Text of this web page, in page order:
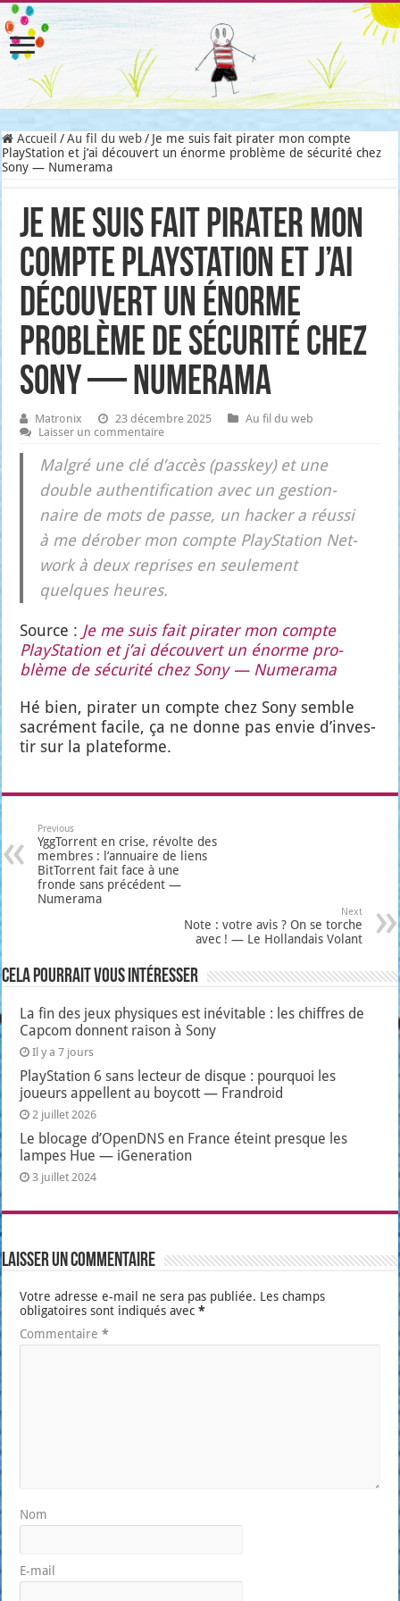
Accueil / Au fil du web / Je me suis fait pirater mon compte
PlayStation et j’ai découvert un énorme problème de sécurité chez
Sony — Numerama
Je me suis fait pirater mon
compte PlayStation et j’ai
découvert un énorme
problème de sécurité chez
Sony — Numerama
Matronix 23 décembre 2025
Au fil du web
Laisser un commentaire
Mal­gré une clé d’ac­cès (pass­key) et une
double authen­ti­fi­ca­tion avec un ges­tion­
naire de mots de passe, un hacker a réus­si
à me déro­ber mon compte PlayS­ta­tion Net­
work à deux reprises en seule­ment
quelques heures.
Source : Je me suis fait pira­ter mon compte
PlayS­ta­tion et j’ai décou­vert un énorme pro­
blème de sécu­ri­té chez Sony — Nume­ra­ma
Hé bien, pira­ter un compte chez Sony semble
sacré­ment facile, ça ne donne pas envie d’in­ves­
tir sur la pla­te­forme.
Previous
YggTorrent en crise, révolte des
membres : l’annuaire de liens
BitTorrent fait face à une
fronde sans précédent —
Numerama
Next
Note : votre avis ? On se torche
avec ! — Le Hollandais Volant
Cela pourrait vous intéresser
La fin des jeux physiques est inévitable : les chiffres de
Capcom donnent raison à Sony
Il y a 7 jours
PlayStation 6 sans lecteur de disque : pourquoi les
joueurs appellent au boycott — Frandroid
2 juillet 2026
Le blocage d’OpenDNS en France éteint presque les
lampes Hue — iGeneration
3 juillet 2024
Laisser un commentaire
Votre adresse e-mail ne sera pas publiée. Les champs
obligatoires sont indiqués avec*
Commentaire*
Nom
E-mail